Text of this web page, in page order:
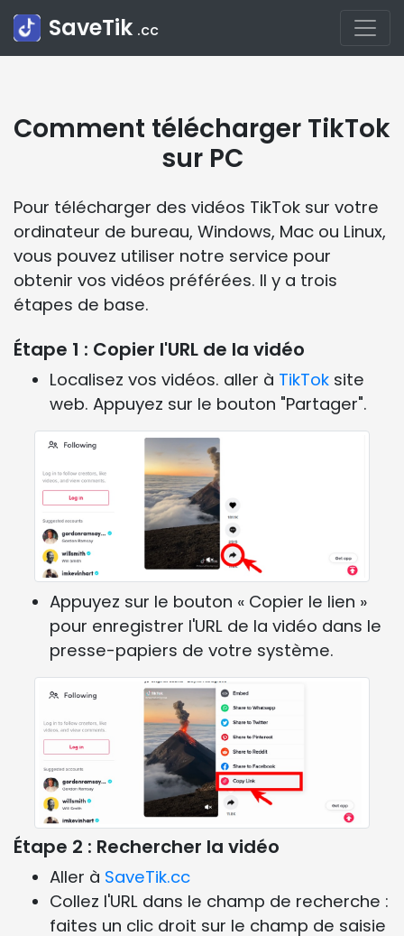
SaveTik .cc
Comment télécharger TikTok
sur PC
Pour télécharger des vidéos TikTok sur votre
ordinateur de bureau, Windows, Mac ou Linux,
vous pouvez utiliser notre service pour
obtenir vos vidéos préférées. Il y a trois
étapes de base.
Étape 1 : Copier l'URL de la vidéo
Localisez vos vidéos. aller à TikTok site
web. Appuyez sur le bouton "Partager".
Appuyez sur le bouton « Copier le lien »
pour enregistrer l'URL de la vidéo dans le
presse-papiers de votre système.
Étape 2 : Rechercher la vidéo
Aller à SaveTik.cc
Collez l'URL dans le champ de recherche :
faites un clic droit sur le champ de saisie